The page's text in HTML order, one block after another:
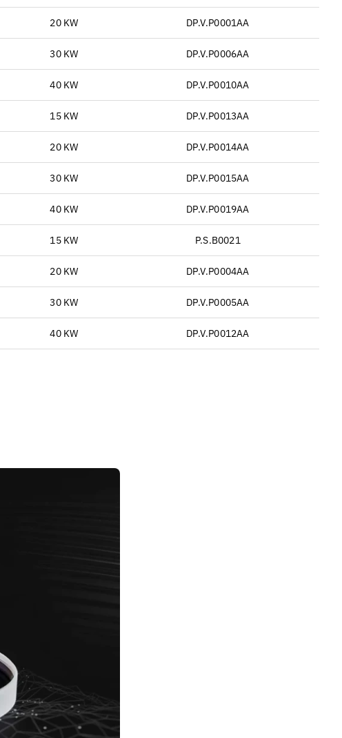
20 KW DP.V.P0001AA
30 KW DP.V.P0006AA
40 KW DP.V.P0010AA
15 KW DP.V.P0013AA
20 KW DP.V.P0014AA
30 KW DP.V.P0015AA
40 KW DP.V.P0019AA
15 KW P.S.B0021
20 KW DP.V.P0004AA
30 KW DP.V.P0005AA
40 KW DP.V.P0012AA